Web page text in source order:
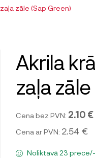
zāle (Sap Green)
Akrila
zaļa
Cena bez PVN: 2.10 €
Cena ar PVN: 2.54 €
Noliktavā 23